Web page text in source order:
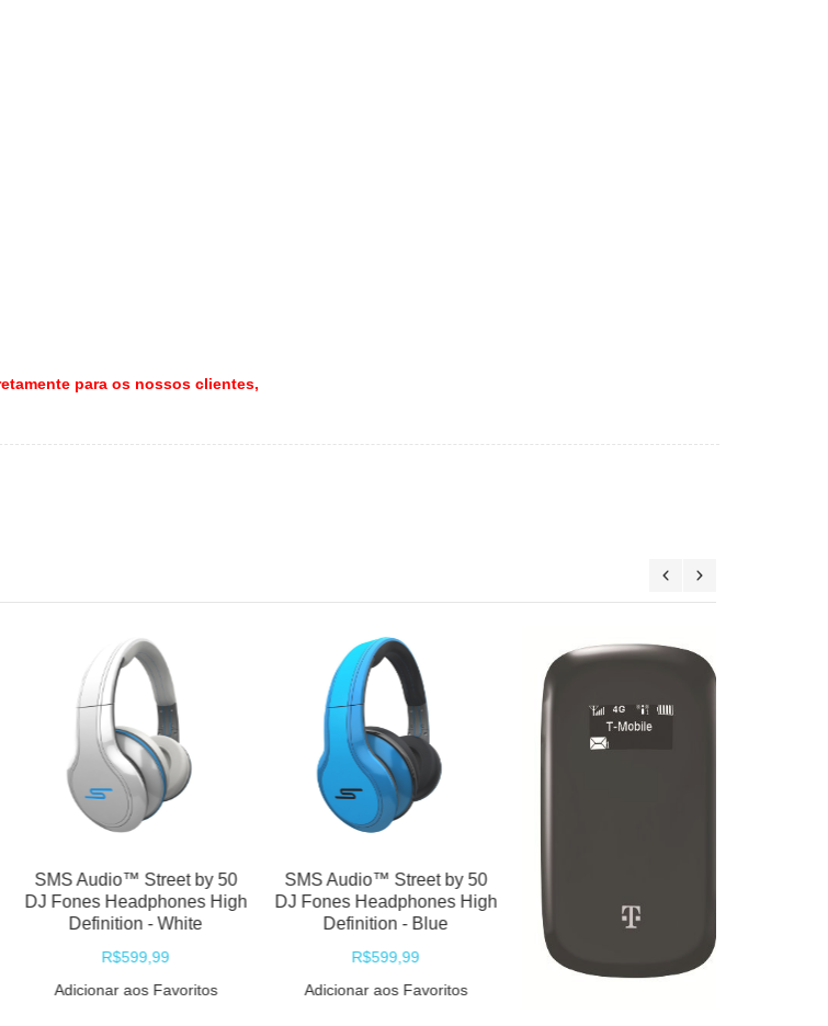
para os nossos clientes,
SMS Audio™ Street by 50
Fones Headphones High
Definition - White
R$599,99
Adicionar aos Favoritos
SMS Audio™ Street by 50
DJ Fones Headphones High
Definition - Blue
R$599,99
Adicionar aos Favoritos